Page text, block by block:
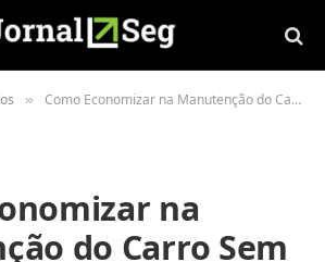
» Como Economizar na Manutenção do Carro Sem Comprometer a Segurança
na
do Carro Sem